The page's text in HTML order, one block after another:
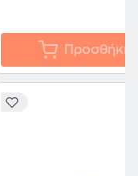
Προσθήκη